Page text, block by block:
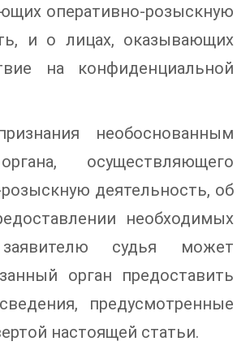
оперативно-розыскную
и о лицах, оказывающих
на конфиденциальной
необоснованным
осуществляющего
деятельность, об
необходимых
судья может
орган предоставить
предусмотренные
настоящей статьи.